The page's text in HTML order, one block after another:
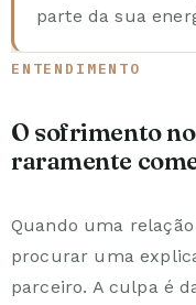
parte da sua
ENTENDIMENTO
O sofrimento
raramente
Quando uma
procurar uma
parceiro. A culpa é